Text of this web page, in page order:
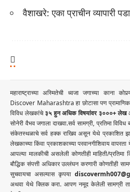
वैशाखरे: एका प्राचीन व्यापारी
महाराष्ट्राच्या अस्मितेची ध्वजा जगाच्या काना
Discover Maharashtra हा छोटासा पण
विविध लेखकांचे३५ हुन अधिक विषयांवर ३०००+ लेख
सोनेरी वैभव जगाला दाखवा.सर्व सामग्री, प्रतिमा
संकेतस्थळाचे सर्व हक्क राखिव असून येथे प्रकाशित
लेखकाच्या किंवा प्रकाशकाच्या परवानगीशिवाय वापरता
आपल्या मालकीची असलेली कोणतीही माहिती/प्रतिमा
बौद्धिक संपत्ती अधिकार उल्लंघन करणारी कोणतीही
सुचवायचा असल्यास कृपया
अथवा येथे क्लिक करा.आपण नमूद केलेली सामग्री